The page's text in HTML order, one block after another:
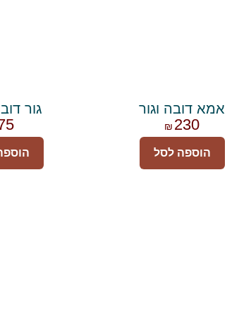
אמא דובה וגור
₪ 230
הוספה לסל
גור